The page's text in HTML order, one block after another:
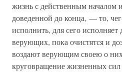
жизнь с действенным началом
доведенной до конца, — то,
исполнить, для сего
верующих, пока очистятся и
воздают верующим своею о
круговращение жизненных